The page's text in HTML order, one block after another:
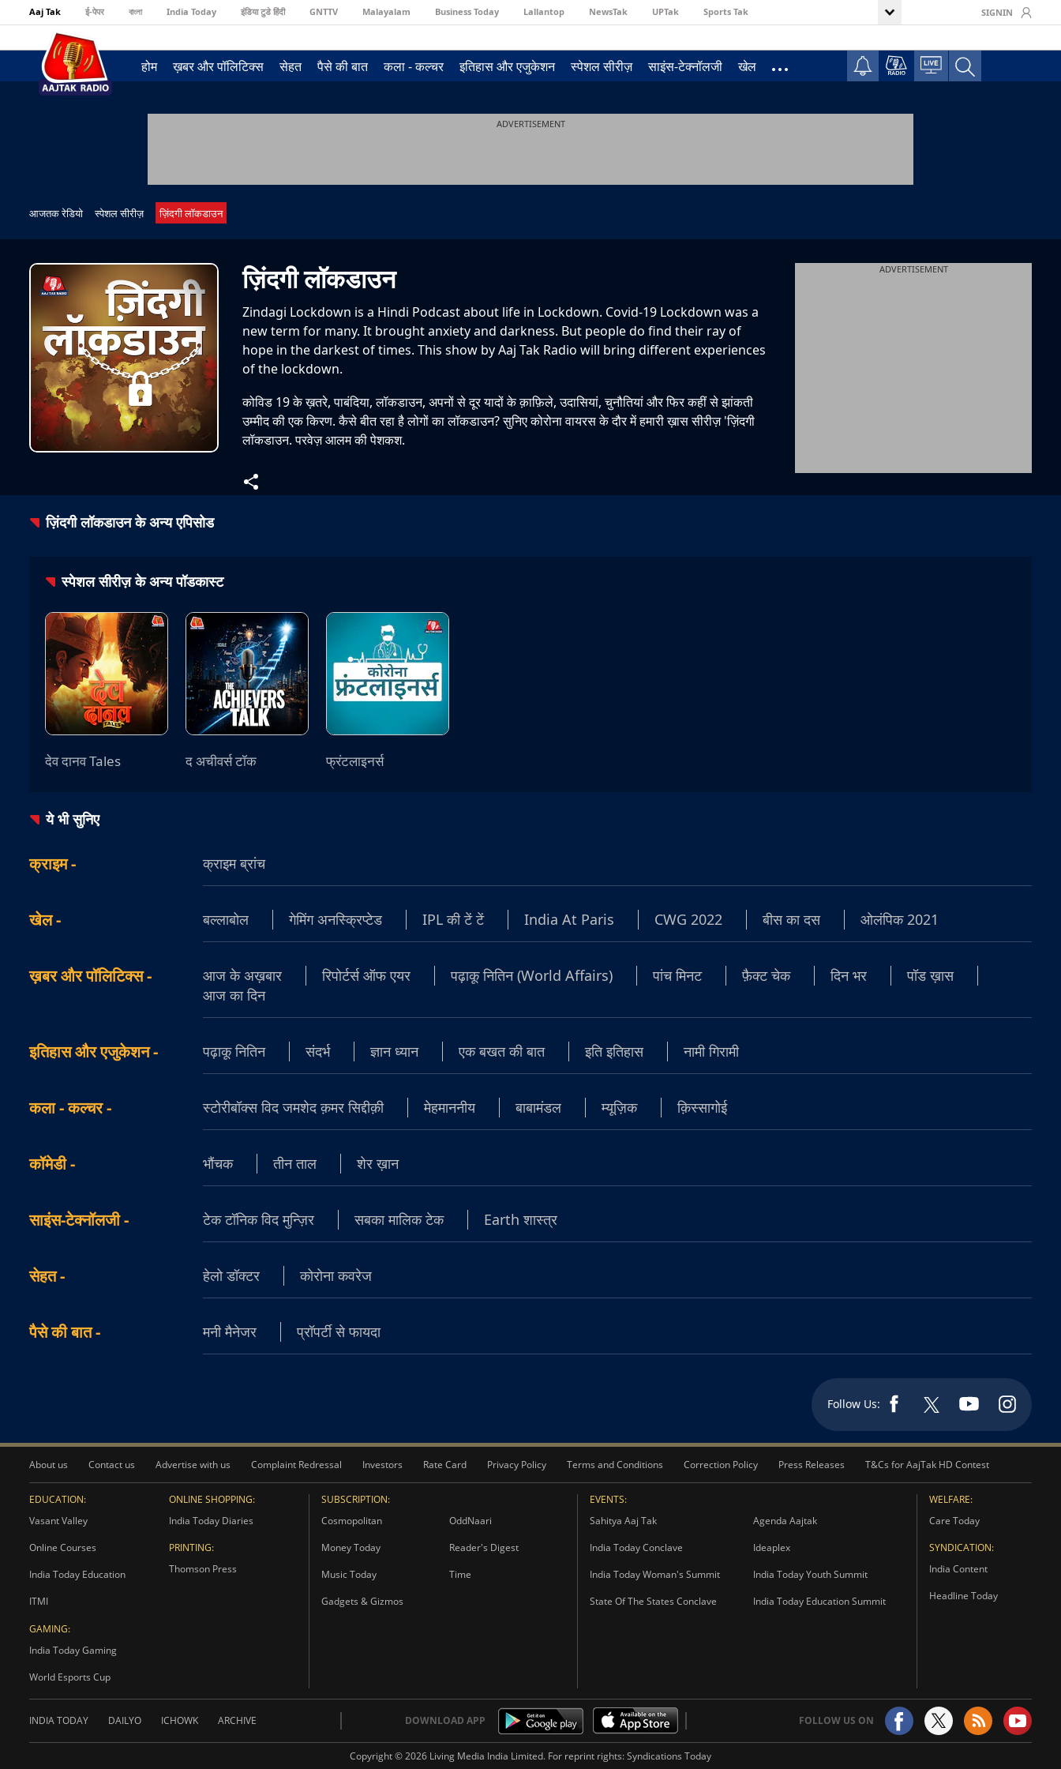
Aaj Tak ई-पेपर বাংলা India Today इंडिया टुडे हिंदी GNTTV Malayalam Business Today Lallantop NewsTak UPTak Sports Tak SIGNIN
होम ख़बर और पॉलिटिक्स सेहत पैसे की बात कला - कल्चर इतिहास और एजुकेशन स्पेशल सीरीज़ साइंस-टेक्नॉलजी खेल
ADVERTISEMENT
आजतक रेडियो स्पेशल सीरीज़ ज़िंदगी लॉकडाउन
ज़िंदगी लॉकडाउन
Zindagi Lockdown is a Hindi Podcast about life in Lockdown. Covid-19 Lockdown was a
new term for many. It brought anxiety and darkness. But people do find their ray of
hope in the darkest of times. This show by Aaj Tak Radio will bring different experiences
of the lockdown.
कोविड 19 के ख़तरे, पाबंदिया, लॉकडाउन, अपनों से दूर यादों के क़ाफ़िले, उदासियां, चुनौतियां और फिर कहीं से झांकती
उम्मीद की एक किरण. कैसे बीत रहा है लोगों का लॉकडाउन? सुनिए कोरोना वायरस के दौर में हमारी ख़ास सीरीज़ 'ज़िंदगी
लॉकडाउन. परवेज़ आलम की पेशकश.
ADVERTISEMENT
ज़िंदगी लॉकडाउनके अन्य एपिसोड
स्पेशल सीरीज़के अन्य पॉडकास्ट
देव दानव Tales द अचीवर्स टॉक फ्रंटलाइनर्स
ये भी सुनिए
क्राइम- क्राइम ब्रांच
खेल- बल्लाबोल गेमिंग अनस्क्रिप्टेड IPL की टें टें India At Paris CWG 2022 बीस का दस ओलंपिक 2021
ख़बर और पॉलिटिक्स- आज के अख़बार रिपोर्टर्स ऑफ एयर पढ़ाकू नितिन (World Affairs) पांच मिनट फ़ैक्ट चेक दिन भर
पॉड ख़ास
आज का दिन
इतिहास और एजुकेशन- पढ़ाकू नितिन संदर्भ ज्ञान ध्यान एक बखत की बात इति इतिहास नामी गिरामी
कला - कल्चर- स्टोरीबॉक्स विद जमशेद क़मर सिद्दीक़ी मेहमाननीय बाबामंडल म्यूज़िक क़िस्सागोई
कॉमेडी- भौंचक तीन ताल शेर ख़ान
साइंस-टेक्नॉलजी- टेक टॉनिक विद मुन्ज़िर सबका मालिक टेक Earth शास्त्र
सेहत- हेलो डॉक्टर कोरोना कवरेज
पैसे की बात- मनी मैनेजर प्रॉपर्टी से फायदा
Follow Us:
About us Contact us Advertise with us Complaint Redressal Investors Rate Card Privacy Policy Terms and Conditions Correction Policy Press Releases T&Cs for AajTak HD Contest
EDUCATION:
Vasant Valley
Online Courses
India Today Education
ITMI
GAMING:
India Today Gaming
World Esports Cup
ONLINE SHOPPING:
India Today Diaries
PRINTING:
Thomson Press
SUBSCRIPTION:
Cosmopolitan
OddNaari
Money Today
Reader's Digest
Music Today
Time
Gadgets & Gizmos
EVENTS:
Sahitya Aaj Tak
Agenda Aajtak
India Today Conclave
Ideaplex
India Today Woman's Summit
India Today Youth Summit
State Of The States Conclave
India Today Education Summit
WELFARE:
Care Today
SYNDICATION:
India Content
Headline Today
INDIA TODAY DAILYO ICHOWK ARCHIVE DOWNLOAD APP FOLLOW US ON
Copyright ©2026 Living Media India Limited. For reprint rights:Syndications Today